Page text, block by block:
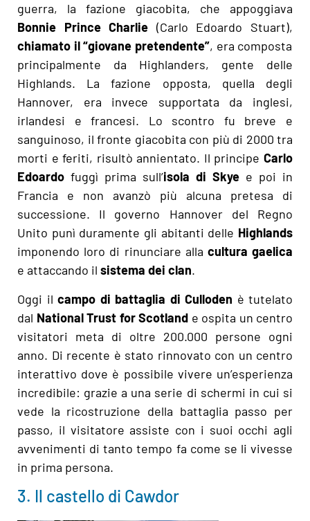
guerra, la fazione giacobita, che appoggiava
Bonnie Prince Charlie (Carlo Edoardo Stuart),
chiamato il “giovane pretendente”, era composta
principalmente da Highlanders, gente delle
Highlands. La fazione opposta, quella degli
Hannover, era invece supportata da inglesi,
irlandesi e francesi. Lo scontro fu breve e
sanguinoso, il fronte giacobita con più di 2000 tra
morti e feriti, risultò annientato. Il principe Carlo
Edoardo fuggì prima sull’isola di Skye e poi in
Francia e non avanzò più alcuna pretesa di
successione. Il governo Hannover del Regno
Unito punì duramente gli abitanti delle Highlands
imponendo loro di rinunciare alla cultura gaelica
e attaccando il sistema dei clan.
Oggi il campo di battaglia di Culloden è tutelato
dal National Trust for Scotland e ospita un centro
visitatori meta di oltre 200.000 persone ogni
anno. Di recente è stato rinnovato con un centro
interattivo dove è possibile vivere un’esperienza
incredibile: grazie a una serie di schermi in cui si
vede la ricostruzione della battaglia passo per
passo, il visitatore assiste con i suoi occhi agli
avvenimenti di tanto tempo fa come se li vivesse
in prima persona.
3. Il castello di Cawdor